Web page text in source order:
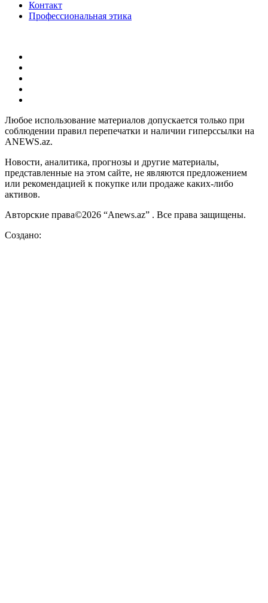
Контакт
Профессиональная этика
Любое использование материалов допускается только при
соблюдении правил перепечатки и наличии гиперссылки на
ANEWS.az.
Новости, аналитика, прогнозы и другие материалы,
представленные на этом сайте, не являются предложением
или рекомендацией к покупке или продаже каких-либо
активов.
Авторские права©2026 “Anews.az” . Все права защищены.
Создано: